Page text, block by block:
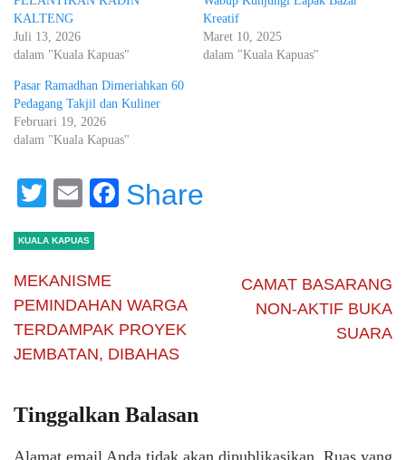
KALTENG
Juli 13, 2026
dalam "Kuala Kapuas"
Kreatif
Maret 10, 2025
dalam "Kuala Kapuas"
Pasar Ramadhan Dimeriahkan 60
Pedagang Takjil dan Kuliner
Februari 19, 2026
dalam "Kuala Kapuas"
Twitter
EmailFacebook
Share
KUALA KAPUAS
MEKANISME
PEMINDAHAN WARGA
TERDAMPAK PROYEK
JEMBATAN, DIBAHAS
CAMAT BASARANG
NON-AKTIF BUKA
SUARA
Tinggalkan Balasan
Alamat email Anda tidak akan dipublikasikan. Ruas yang